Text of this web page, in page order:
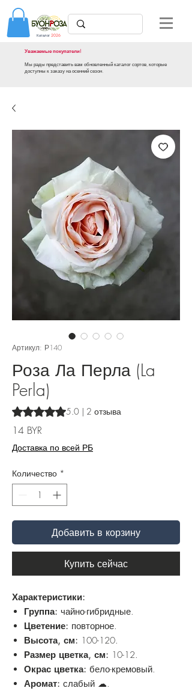
Уважаемые покупатели!
Мы рады представить вам обновленный каталог сортов, которые
доступны к заказу на осенний сезон.
Каталог 2026
Артикул: Р140
Роза Ла Перла (La
Perla)
Оценка 5.0 из пяти звезд на основе 2
5.0 | 2 отзыва
14 BYR
Доставка по всей РБ
Количество *
Добавить в корзину
Купить сейчас
Характеристики:
Группа: чайно-гибридные.
Цветение: повторное.
Высота, см: 100-120.
Размер цветка, см: 10-12.
Окрас цветка: бело-кремовый.
Аромат: слабый ☁.